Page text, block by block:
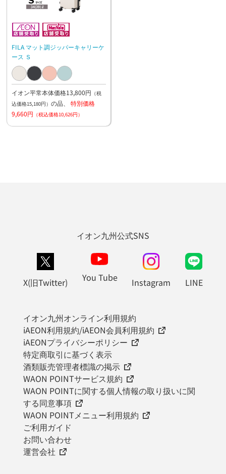
FILA マット調ジッパーキャリーケ
ース Ｓ
イオン平常本体価格13,800円 （税
込価格15,180円） の品、 特別価格
9,660円 （税込価格10,626円）
イオン九州公式SNS
X(旧Twitter) You Tube Instagram LINE
イオン九州オンライン利用規約
iAEON利用規約/iAEON会員利用規約
iAEONプライバシーポリシー
特定商取引に基づく表示
酒類販売管理者標識の掲示
WAON POINTサービス規約
WAON POINTに関する個人情報の取り扱いに関
する同意事項
WAON POINTメニュー利用規約
ご利用ガイド
お問い合わせ
運営会社